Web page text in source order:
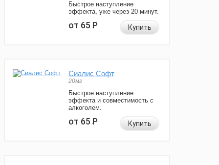
Быстрое наступление
эффекта, уже через 20 минут.
от 65Р Купить
Сиалис Софт
20мг
Быстрое наступление
эффекта и совместимость с
алкоголем.
от 65Р Купить